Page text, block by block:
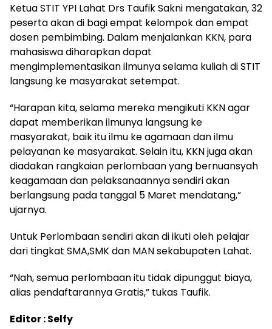
Ketua STIT YPI Lahat Drs Taufik Sakni mengatakan, 32
peserta akan di bagi empat kelompok dan empat
dosen pembimbing. Dalam menjalankan KKN, para
mahasiswa diharapkan dapat
mengimplementasikan ilmunya selama kuliah di STIT
langsung ke masyarakat setempat.
“Harapan kita, selama mereka mengikuti KKN agar
dapat memberikan ilmunya langsung ke
masyarakat, baik itu ilmu ke agamaan dan ilmu
pelayanan ke masyarakat. Selain itu, KKN juga akan
diadakan rangkaian perlombaan yang bernuansyah
keagamaan dan pelaksanaannya sendiri akan
berlangsung pada tanggal 5 Maret mendatang,”
ujarnya.
Untuk Perlombaan sendiri akan di ikuti oleh pelajar
dari tingkat SMA,SMK dan MAN sekabupaten Lahat.
“Nah, semua perlombaan itu tidak dipunggut biaya,
alias pendaftarannya Gratis,” tukas Taufik.
Editor : Selfy